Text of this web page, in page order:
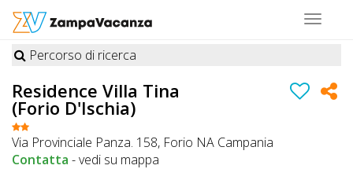
Toggle
STRUTTURE
A
DOG
Percorso di ricerca
Residence Villa Tina
(Forio D'Ischia)
Via Provinciale Panza. 158, Forio NA Campania
Contatta -vedi su mappa